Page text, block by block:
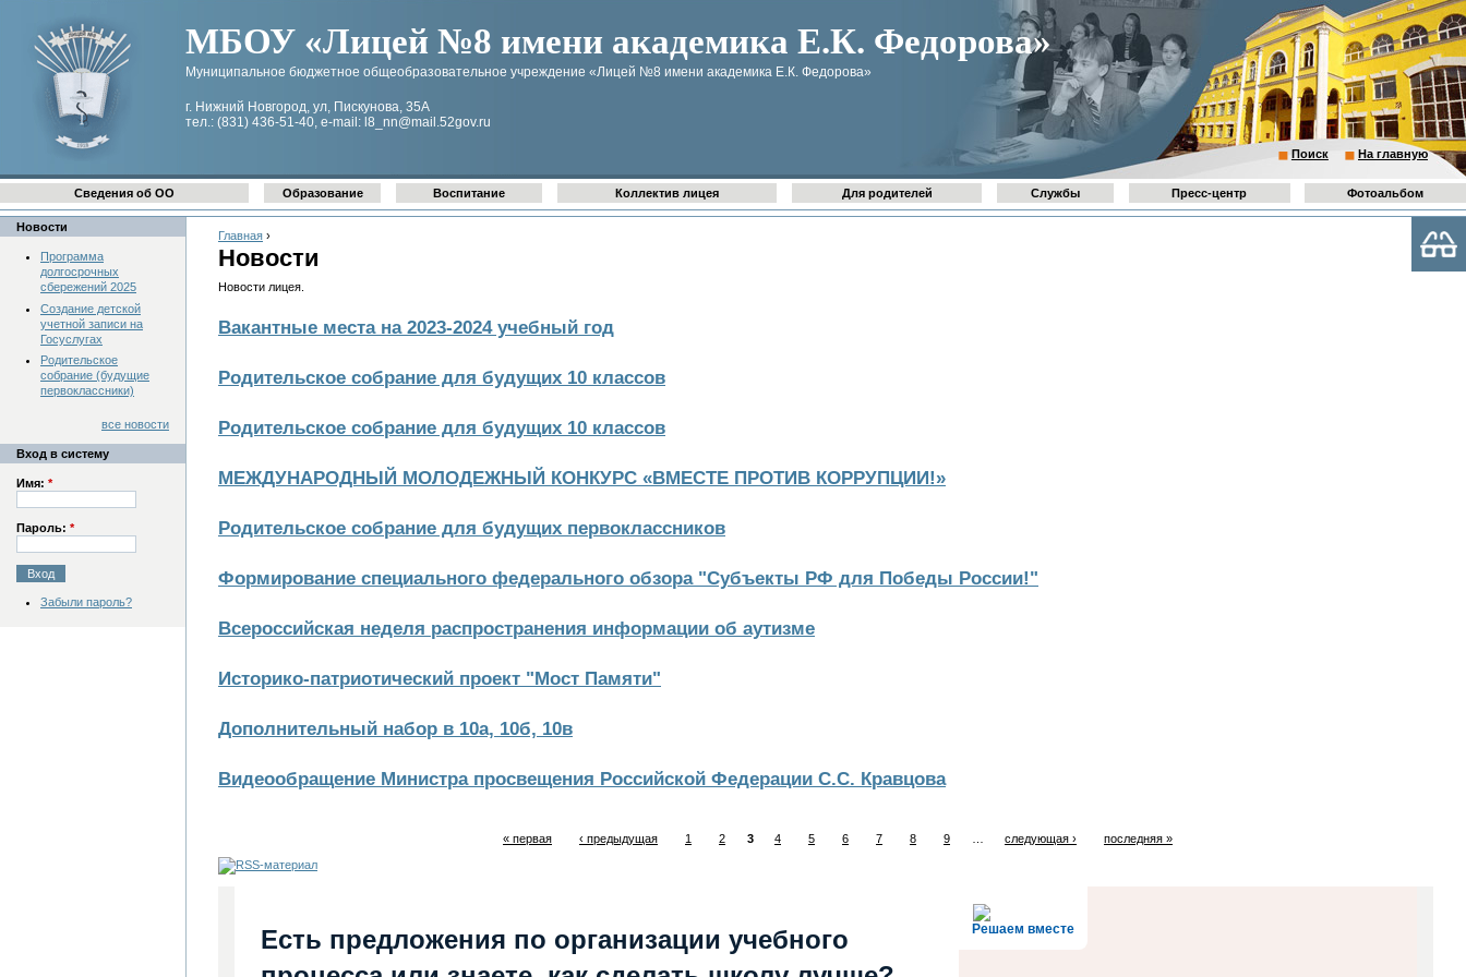
МБОУ «Лицей №8 имени академика Е.К. Федорова»
Муниципальное бюджетное общеобразовательное учреждение «Лицей №8 имени академика Е.К. Федорова»
г. Нижний Новгород, ул, Пискунова, 35А
тел.: (831) 436-51-40, e-mail: l8_nn@mail.52gov.ru
Поиск На главную
Главная ›
Новости
Новости лицея.
Вакантные места на 2023-2024 учебный год
Родительское собрание для будущих 10 классов
Родительское собрание для будущих 10 классов
МЕЖДУНАРОДНЫЙ МОЛОДЕЖНЫЙ КОНКУРС «ВМЕСТЕ ПРОТИВ КОРРУПЦИИ!»
Родительское собрание для будущих первоклассников
Формирование специального федерального обзора "Субъекты РФ для Победы России!"
Всероссийская неделя распространения информации об аутизме
Историко-патриотический проект "Мост Памяти"
Дополнительный набор в 10а, 10б, 10в
Видеообращение Министра просвещения Российской Федерации С.С. Кравцова
« первая ‹ предыдущая 1 2 3 4 5 6 7 8 9 следующая › последняя »
Решаем вместе
Есть предложения по организации учебного
Сведения об ОО Образование Воспитание Коллектив лицея Для родителей Службы Пресс-центр Фотоальбом
Новости
Программа
долгосрочных
сбережений 2025
Создание детской
учетной записи на
Госуслугах
Родительское
собрание (будущие
первоклассники)
все новости
Вход в систему
Имя: *
Пароль: *
Забыли пароль?